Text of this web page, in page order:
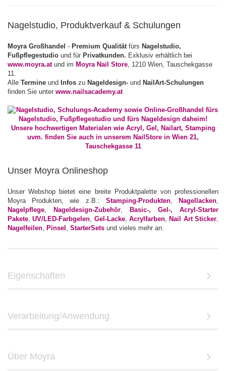
Nagelstudio, Produktverkauf & Schulungen
Moyra Großhandel - Premium Qualität fürs Nagelstudio,
Fußpflegestudio und für Privatkunden. Exklusiv erhältlich bei
www.moyra.atund im Moyra Nail Store , 1210 Wien, Tauschekgasse
11.
Alle Termine und Infos zu Nageldesign- und NailArt-Schulungen
finden Sie unter www.nailsacademy.at
Unser Moyra Onlineshop
Unser Webshop bietet eine breite Produktpalette von professionellen
Moyra Produkten, wie z.B.: Stamping-Produkten, Nagellacken
Nagelpflege
Nageldesign-Zubehör
Basic-, Gel-, Acryl-Starter
Pakete ,UV/LED-Farbgelen Gel-Lacke,Acrylfarben ,Nail Art Sticker
Nagelfeilen Pinsel StarterSets und vieles mehr an.
Eigenschaften
Verarbeitung/Anwendung
Über Moyra